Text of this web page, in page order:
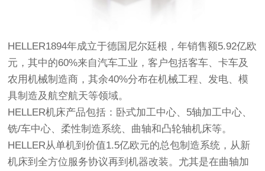
HELLER1894年成立于德国尼尔廷根，年销售额5.92亿欧
元，其中的60%来自汽车工业，客户包括客车、卡车及
农用机械制造商，其余40%分布在机械工程、发电、模
具制造及航空航天等领域。
HELLER机床产品包括：卧式加工中心、5轴加工中心、
铣/车中心、柔性制造系统、曲轴和凸轮轴机床等。
HELLER从单机到价值1.5亿欧元的总包制造系统，从新
机床到全方位服务协议再到机器改装。尤其是在曲轴加